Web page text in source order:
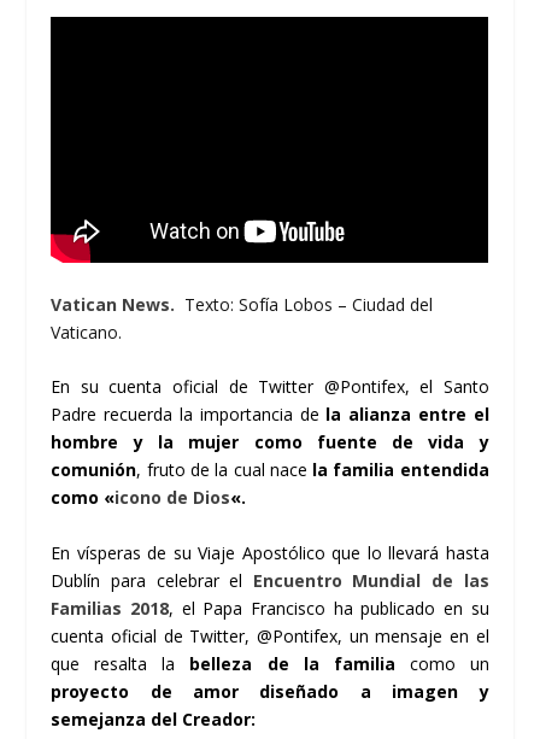
Vatican News. Texto: Sofía Lobos – Ciudad del
Vaticano.
En su cuenta oficial de Twitter @Pontifex, el Santo
Padre recuerda la importancia de la alianza entre el
hombre y la mujer como fuente de vida y
comunión, fruto de la cual nace la familia entendida
como «icono de Dios«.
En vísperas de su Viaje Apostólico que lo llevará hasta
Dublín para celebrar el Encuentro Mundial de las
Familias 2018, el Papa Francisco ha publicado en su
cuenta oficial de Twitter, @Pontifex, un mensaje en el
que resalta la belleza de la familia como un
proyecto de amor diseñado a imagen y
semejanza del Creador: